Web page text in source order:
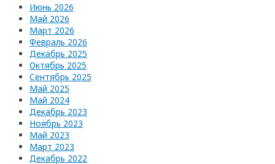
Июнь 2026
Май 2026
Март 2026
Февраль 2026
Декабрь 2025
Октябрь 2025
Сентябрь 2025
Май 2025
Май 2024
Декабрь 2023
Ноябрь 2023
Май 2023
Март 2023
Декабрь 2022